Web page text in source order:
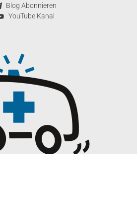
Blog Abonnieren
YouTube Kanal